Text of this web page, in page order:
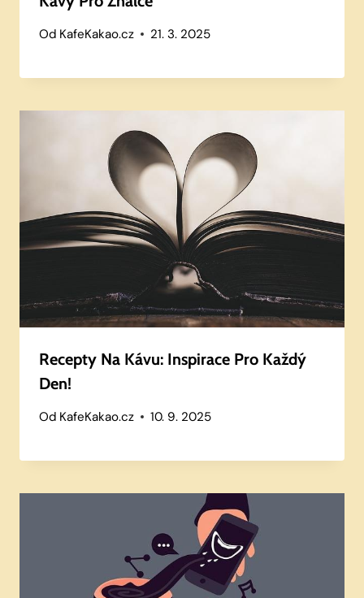
Od KafeKakao.cz 21. 3. 2025
Recepty Na Kávu: Inspirace Pro Každý
Den!
Od KafeKakao.cz 10. 9. 2025